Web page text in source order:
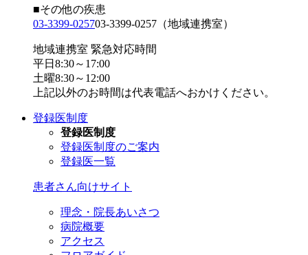
■その他の疾患
03-3399-025703-3399-0257 （地域連携室）
地域連携室 緊急対応時間
平日8:30～17:00
土曜8:30～12:00
上記以外のお時間は代表電話へおかけください。
登録医制度
登録医制度
登録医制度のご案内
登録医一覧
患者さん向けサイト
理念・院長あいさつ
病院概要
アクセス